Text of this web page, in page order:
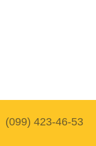
(099) 423-46-53